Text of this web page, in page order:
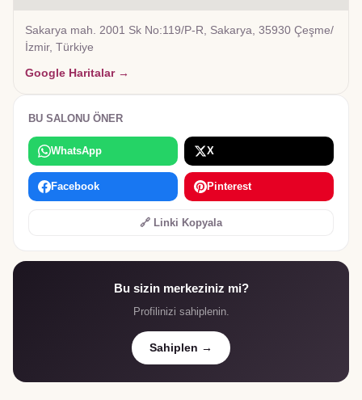
Sakarya mah. 2001 Sk No:119/P-R, Sakarya, 35930 Çeşme/
İzmir, Türkiye
Google Haritalar →
BU SALONU ÖNER
WhatsApp X
Facebook Pinterest
🔗 Linki Kopyala
Bu sizin merkeziniz mi?
Profilinizi sahiplenin.
Sahiplen →